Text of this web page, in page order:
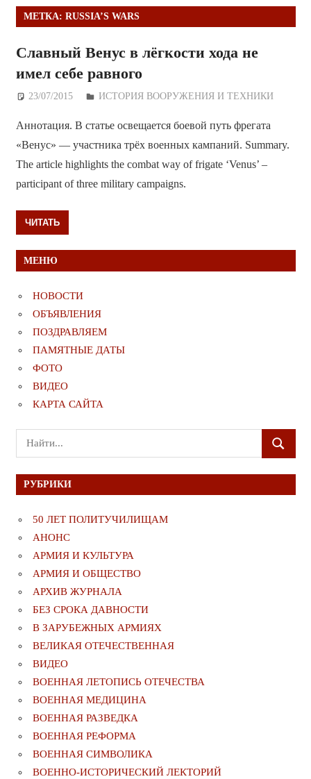
МЕТКА: RUSSIA’S WARS
Славный Венус в лёгкости хода не
имел себе равного
23/07/2015 Дежурный по Редакции
ИСТОРИЯ ВООРУЖЕНИЯ И ТЕХНИКИ
Аннотация. В статье освещается боевой путь фрегата
«Венус» — участника трёх военных кампаний. Summary.
The article highlights the combat way of frigate ‘Venus’ –
participant of three military campaigns.
ЧИТАТЬ
МЕНЮ
НОВОСТИ
ОБЪЯВЛЕНИЯ
ПОЗДРАВЛЯЕМ
ПАМЯТНЫЕ ДАТЫ
ФОТО
ВИДЕО
КАРТА САЙТА
Поиск
для:
ПОИСК
РУБРИКИ
50 ЛЕТ ПОЛИТУЧИЛИЩАМ
АНОНС
АРМИЯ И КУЛЬТУРА
АРМИЯ И ОБЩЕСТВО
АРХИВ ЖУРНАЛА
БЕЗ СРОКА ДАВНОСТИ
В ЗАРУБЕЖНЫХ АРМИЯХ
ВЕЛИКАЯ ОТЕЧЕСТВЕННАЯ
ВИДЕО
ВОЕННАЯ ЛЕТОПИСЬ ОТЕЧЕСТВА
ВОЕННАЯ МЕДИЦИНА
ВОЕННАЯ РАЗВЕДКА
ВОЕННАЯ РЕФОРМА
ВОЕННАЯ СИМВОЛИКА
ВОЕННО-ИСТОРИЧЕСКИЙ ЛЕКТОРИЙ